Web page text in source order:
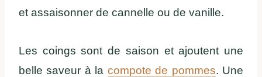
et assaisonner de cannelle ou de vanille.
Les coings sont de saison et ajoutent une
belle saveur à la compote de pommes. Une